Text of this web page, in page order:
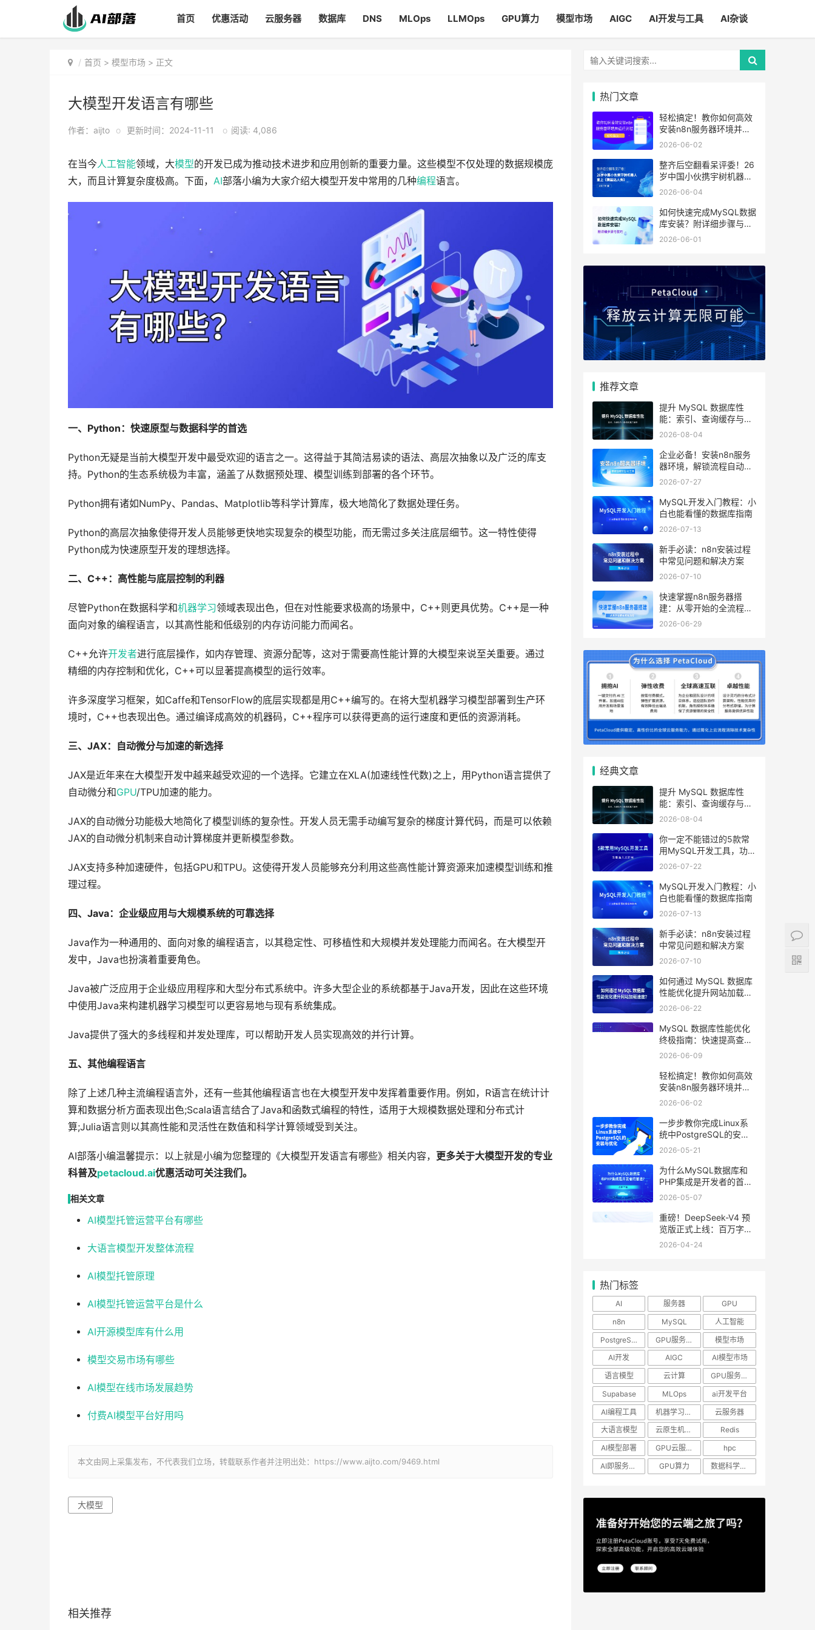
首页 优惠活动 云服务器 数据库 DNS MLOps LLMOps GPU算力 模型市场 AIGC AI开发与工具 AI杂谈
首页 > 模型市场 > 正文
大模型开发语言有哪些
作者：aijto o 更新时间：2024-11-11 o 阅读: 4,086
在当今人工智能领域，大模型的开发已成为推动技术进步和应用创新的重要力量。这些模型不仅处理的数据规模庞
大，而且计算复杂度极高。下面， AI部落小编为大家介绍大模型开发中常用的几种编程语言。
一、Python：快速原型与数据科学的首选
Python无疑是当前大模型开发中最受欢迎的语言之一。这得益于其简洁易读的语法、高层次抽象以及广泛的库支
持。Python的生态系统极为丰富，涵盖了从数据预处理、模型训练到部署的各个环节。
Python拥有诸如NumPy、Pandas、Matplotlib等科学计算库，极大地简化了数据处理任务。
Python的高层次抽象使得开发人员能够更快地实现复杂的模型功能，而无需过多关注底层细节。这一特性使得
Python成为快速原型开发的理想选择。
二、C++：高性能与底层控制的利器
尽管Python在数据科学和机器学习领域表现出色，但在对性能要求极高的场景中，C++则更具优势。C++是一种
面向对象的编程语言，以其高性能和低级别的内存访问能力而闻名。
C++允许开发者进行底层操作，如内存管理、资源分配等，这对于需要高性能计算的大模型来说至关重要。通过
精细的内存控制和优化，C++可以显著提高模型的运行效率。
许多深度学习框架，如Caffe和TensorFlow的底层实现都是用C++编写的。在将大型机器学习模型部署到生产环
境时，C++也表现出色。通过编译成高效的机器码，C++程序可以获得更高的运行速度和更低的资源消耗。
三、JAX：自动微分与加速的新选择
JAX是近年来在大模型开发中越来越受欢迎的一个选择。它建立在XLA(加速线性代数)之上，用Python语言提供了
自动微分和GPU/TPU加速的能力。
JAX的自动微分功能极大地简化了模型训练的复杂性。开发人员无需手动编写复杂的梯度计算代码，而是可以依赖
JAX的自动微分机制来自动计算梯度并更新模型参数。
JAX支持多种加速硬件，包括GPU和TPU。这使得开发人员能够充分利用这些高性能计算资源来加速模型训练和推
理过程。
四、Java：企业级应用与大规模系统的可靠选择
Java作为一种通用的、面向对象的编程语言，以其稳定性、可移植性和大规模并发处理能力而闻名。在大模型开
发中，Java也扮演着重要角色。
Java被广泛应用于企业级应用程序和大型分布式系统中。许多大型企业的系统都基于Java开发，因此在这些环境
中使用Java来构建机器学习模型可以更容易地与现有系统集成。
Java提供了强大的多线程和并发处理库，可以帮助开发人员实现高效的并行计算。
五、其他编程语言
除了上述几种主流编程语言外，还有一些其他编程语言也在大模型开发中发挥着重要作用。例如，R语言在统计计
算和数据分析方面表现出色;Scala语言结合了Java和函数式编程的特性，适用于大规模数据处理和分布式计
算;Julia语言则以其高性能和灵活性在数值和科学计算领域受到关注。
AI部落小编温馨提示：以上就是小编为您整理的《大模型开发语言有哪些》相关内容，
更多关于大模型开发的专业
科普及petacloud.ai优惠活动可关注我们。
相关文章
AI模型托管运营平台有哪些
大语言模型开发整体流程
AI模型托管原理
AI模型托管运营平台是什么
AI开源模型库有什么用
模型交易市场有哪些
AI模型在线市场发展趋势
付费AI模型平台好用吗
本文由网上采集发布，不代表我们立场，转载联系作者并注明出处：https://www.aijto.com/9469.html
大模型
相关推荐
热门文章
轻松搞定！教你如何高效
安装n8n服务器环境并运
行流程
2026-06-02
整齐后空翻看呆评委！26
岁中国小伙携宇树机器人
登上《美国达人秀》
2026-06-04
如何快速完成MySQL数据
库安装？附详细步骤与技
巧
2026-06-01
推荐文章
提升 MySQL 数据库性
能：索引、查询缓存与参
数优化全解析
2026-08-04
企业必备！安装n8n服务
器环境，解锁流程自动化
工具
2026-07-27
MySQL开发入门教程：小
白也能看懂的数据库指南
2026-07-13
新手必读：n8n安装过程
中常见问题和解决方案
2026-07-10
快速掌握n8n服务器搭
建：从零开始的全流程指
南
2026-06-29
经典文章
提升 MySQL 数据库性
能：索引、查询缓存与参
数优化全解析
2026-08-04
你一定不能错过的5款常
用MySQL开发工具，功能
强大又好用
2026-07-22
MySQL开发入门教程：小
白也能看懂的数据库指南
2026-07-13
新手必读：n8n安装过程
中常见问题和解决方案
2026-07-10
如何通过 MySQL 数据库
性能优化提升网站加载速
度？
2026-06-22
MySQL 数据库性能优化
终极指南：快速提高查询
效率的10个技巧
2026-06-09
轻松搞定！教你如何高效
安装n8n服务器环境并运
行流程
2026-06-02
一步步教你完成Linux系
统中PostgreSQL的安装
与优化
2026-05-21
为什么MySQL数据库和
PHP集成是开发者的首
选？
2026-05-07
重磅！DeepSeek-V4 预
览版正式上线：百万字超
长上下文，Agent与推理
2026-04-24
热门标签
AI 服务器
GPU
n8n
MySQL
人工智能
PostgreSQL
GPU服务器
模型市场
AI开发
AIGC
AI模型市场
语言模型
云计算
GPU服务器租用
Supabase
MLOps
ai开发平台
AI编程工具
机器学习模型
云服务器
大语言模型
云原生机器学习
Redis
AI模型部署
GPU云服务器
hpc
AI即服务平台
GPU算力 数据科学工作流